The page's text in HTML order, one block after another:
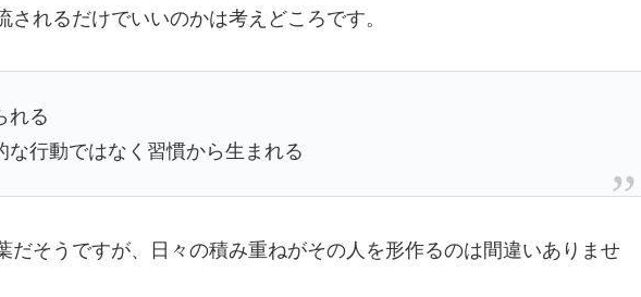
されるだけでいいのかは考えどころです。
れる
な行動ではなく習慣から生まれる
だそうですが、日々の積み重ねがその人を形作るのは間違いありませ